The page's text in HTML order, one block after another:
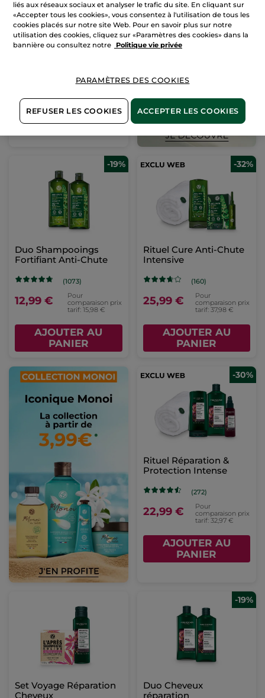
Lot Capillaire - Anti-
Chute
comparaison prix
tarif: 16,98 €
AJOUTER AU
PANIER
-19%
Duo Shampooings
Fortifiant Anti-Chute
(1073)
12,99 €
Pour
comparaison prix
tarif: 15,98 €
AJOUTER AU
PANIER
-32%
Rituel Cure Anti-Chute
Intensive
(160)
25,99 €
Pour
comparaison prix
tarif: 37,98 €
AJOUTER AU
PANIER
-30%
Rituel Réparation &
Protection Intense
(272)
22,99 €
Pour
comparaison prix
tarif: 32,97 €
AJOUTER AU
PANIER
Set Voyage Réparation
Cheveux
-19%
Duo Cheveux
réparation
liés aux réseaux sociaux et analyser le trafic du site. En cliquant sur
«Accepter tous les cookies», vous consentez à l'utilisation de tous les
cookies placés sur notre site Web. Pour en savoir plus sur notre
utilisation des cookies, cliquez sur «Paramètres des cookies» dans la
bannière ou consultez notre
Politique vie privée
PARAMÈTRES DES COOKIES
REFUSER LES COOKIES ACCEPTER LES COOKIES